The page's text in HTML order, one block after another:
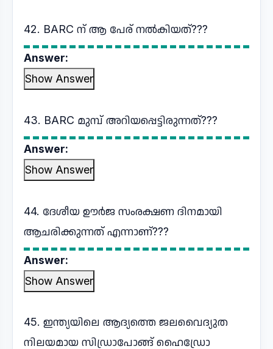
42. BARC ന് ആ പേര് നൽകിയത്???
Answer:
Show Answer
43. BARC മുമ്പ് അറിയപ്പെട്ടിരുന്നത്???
Answer:
Show Answer
44. ദേശീയ ഊർജ സംരക്ഷണ ദിനമായി
ആചരിക്കുന്നത് എന്നാണ്???
Answer:
Show Answer
45. ഇന്ത്യയിലെ ആദ്യത്തെ ജലവൈദ്യുത
നിലയമായ സിഡ്രാപോങ്ങ് ഹൈഡ്രോ